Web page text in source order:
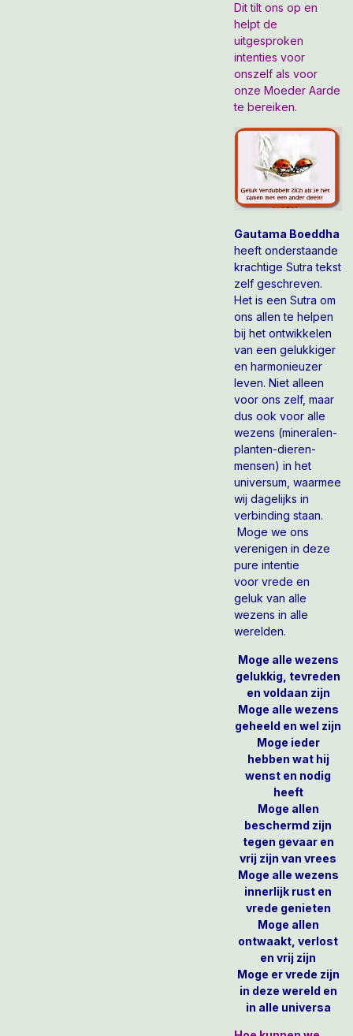
Dit tilt ons op en
helpt de
uitgesproken
intenties voor
onszelf als voor
onze Moeder Aarde
te bereiken.
Gautama Boeddha
heeft onderstaande
krachtige Sutra tekst
zelf geschreven.
Het is een Sutra om
ons allen te helpen
bij het ontwikkelen
van een gelukkiger
en harmonieuzer
leven. Niet alleen
voor ons zelf, maar
dus ook voor alle
wezens (mineralen-
planten-dieren-
mensen) in het
universum, waarmee
wij dagelijks in
verbinding staan.
Moge we ons
verenigen in deze
pure intentie
voor vrede en
geluk van alle
wezens in alle
werelden.
Moge alle wezens
gelukkig, tevreden
en voldaan zijn
Moge alle wezens
geheeld en wel zijn
Moge ieder
hebben wat hij
wenst en nodig
heeft
Moge allen
beschermd zijn
tegen gevaar en
vrij zijn van vrees
Moge alle wezens
innerlijk rust en
vrede genieten
Moge allen
ontwaakt, verlost
en vrij zijn
Moge er vrede zijn
in deze wereld en
in alle universa